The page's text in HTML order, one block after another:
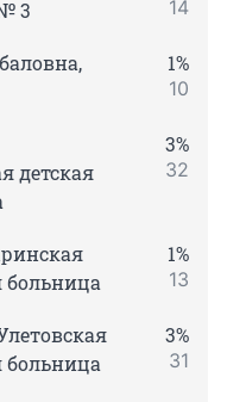
3
14
1%
10
детская
3%
32
больница
1%
13
больница
3%
31